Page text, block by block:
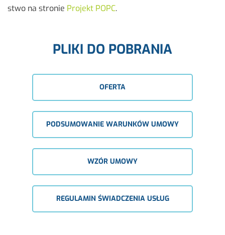
stwo na stro­nie Pro­jekt POPC.
PLIKI DO POBRANIA
OFERTA
PODSUMOWANIE WARUNKÓW UMOWY
WZÓR UMOWY
REGULAMIN ŚWIADCZENIA USŁUG